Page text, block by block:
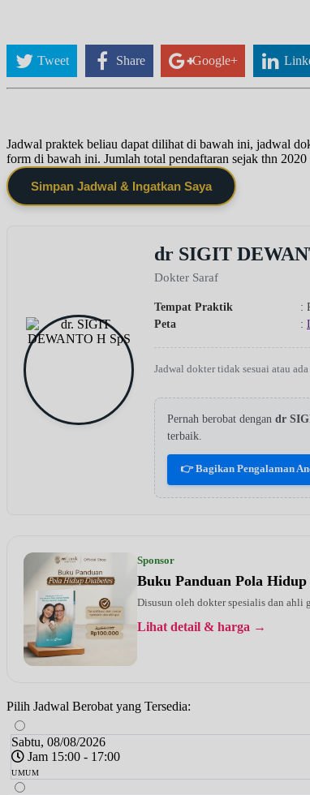
Tweet Share Google+
Jadwal praktek beliau dapat dilihat di bawah ini, jadwal
form di bawah ini. Jumlah total pendaftaran sejak thn 2020
Simpan Jadwal & Ingatkan Saya
dr SIGIT
Dokter Saraf
Tempat Praktik
:
Peta
:
Jadwal dokter tidak sesuai atau
Pernah berobat dengan dr
terbaik.
👉 Bagikan Pengalaman
Sponsor
Buku Panduan Pola Hidup
Disusun oleh dokter spesialis dan ahli
Lihat detail & harga →
Pilih Jadwal Berobat yang Tersedia:
Sabtu, 08/08/2026
Jam 15:00 - 17:00
UMUM